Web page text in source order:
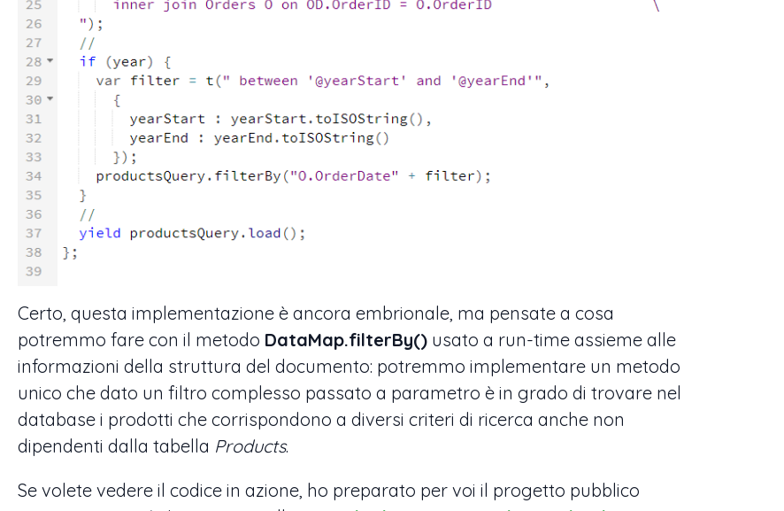
Certo, questa implementazione è ancora embrionale, ma pensate a cosa
potremmo fare con il metodo DataMap.filterBy() usato a run-time assieme alle
informazioni della struttura del documento: potremmo implementare un metodo
unico che dato un filtro complesso passato a parametro è in grado di trovare nel
database i prodotti che corrispondono a diversi criteri di ricerca anche non
dipendenti dalla tabella Products.
Se volete vedere il codice in azione, ho preparato per voi il progetto pubblico